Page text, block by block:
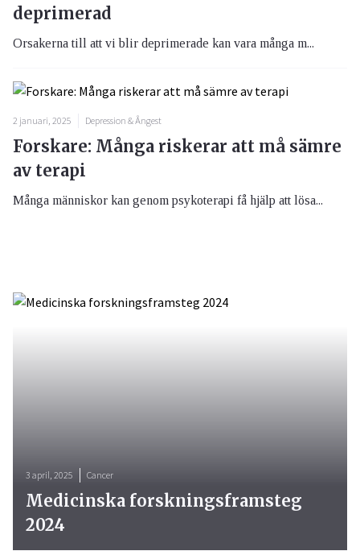
deprimerad
Orsakerna till att vi blir deprimerade kan vara många m...
2 januari, 2025 Depression & Ångest
Forskare: Många riskerar att må sämre
av terapi
Många människor kan genom psykoterapi få hjälp att lösa...
3 april, 2025 Cancer
Medicinska forskningsframsteg
2024